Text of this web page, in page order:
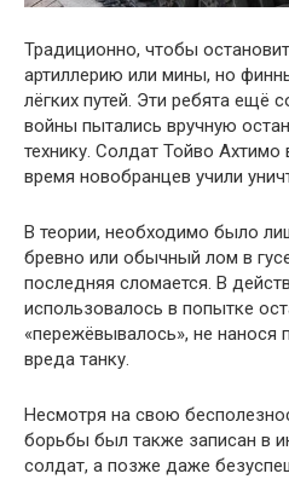
Традиционно, чтобы
артиллерию или мины, но
лёгких путей. Эти ребята ещё
войны пытались вручную
технику. Солдат Тойво
время новобранцев учили
В теории, необходимо было
бревно или обычный лом в
последняя сломается. В
использовалось в попытке
«пережёвывалось», не нанося
вреда танку.
Несмотря на свою
борьбы был также записан в
солдат, а позже даже